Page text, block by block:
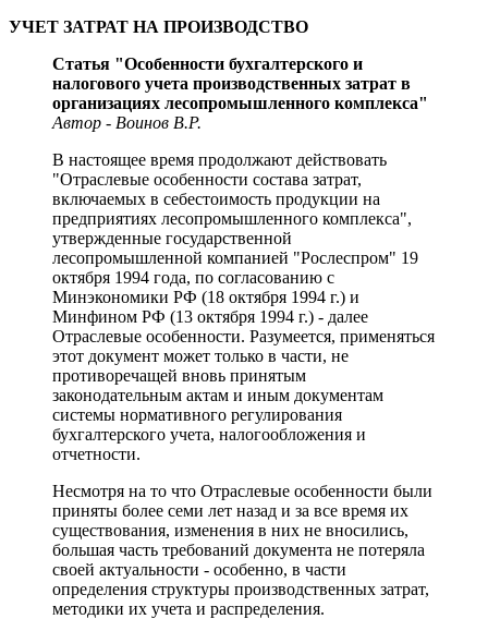
УЧЕТ ЗАТРАТ НА ПРОИЗВОДСТВО
Статья "Особенности бухгалтерского и
налогового учета производственных затрат в
организациях лесопромышленного комплекса"
Автор - Воинов В.Р.
В настоящее время продолжают действовать
"Отраслевые особенности состава затрат,
включаемых в себестоимость продукции на
предприятиях лесопромышленного комплекса",
утвержденные государственной
лесопромышленной компанией "Рослеспром" 19
октября 1994 года, по согласованию с
Минэкономики РФ (18 октября 1994 г.) и
Минфином РФ (13 октября 1994 г.) - далее
Отраслевые особенности. Разумеется, применяться
этот документ может только в части, не
противоречащей вновь принятым
законодательным актам и иным документам
системы нормативного регулирования
бухгалтерского учета, налогообложения и
отчетности.
Несмотря на то что Отраслевые особенности были
приняты более семи лет назад и за все время их
существования, изменения в них не вносились,
большая часть требований документа не потеряла
своей актуальности - особенно, в части
определения структуры производственных затрат,
методики их учета и распределения.